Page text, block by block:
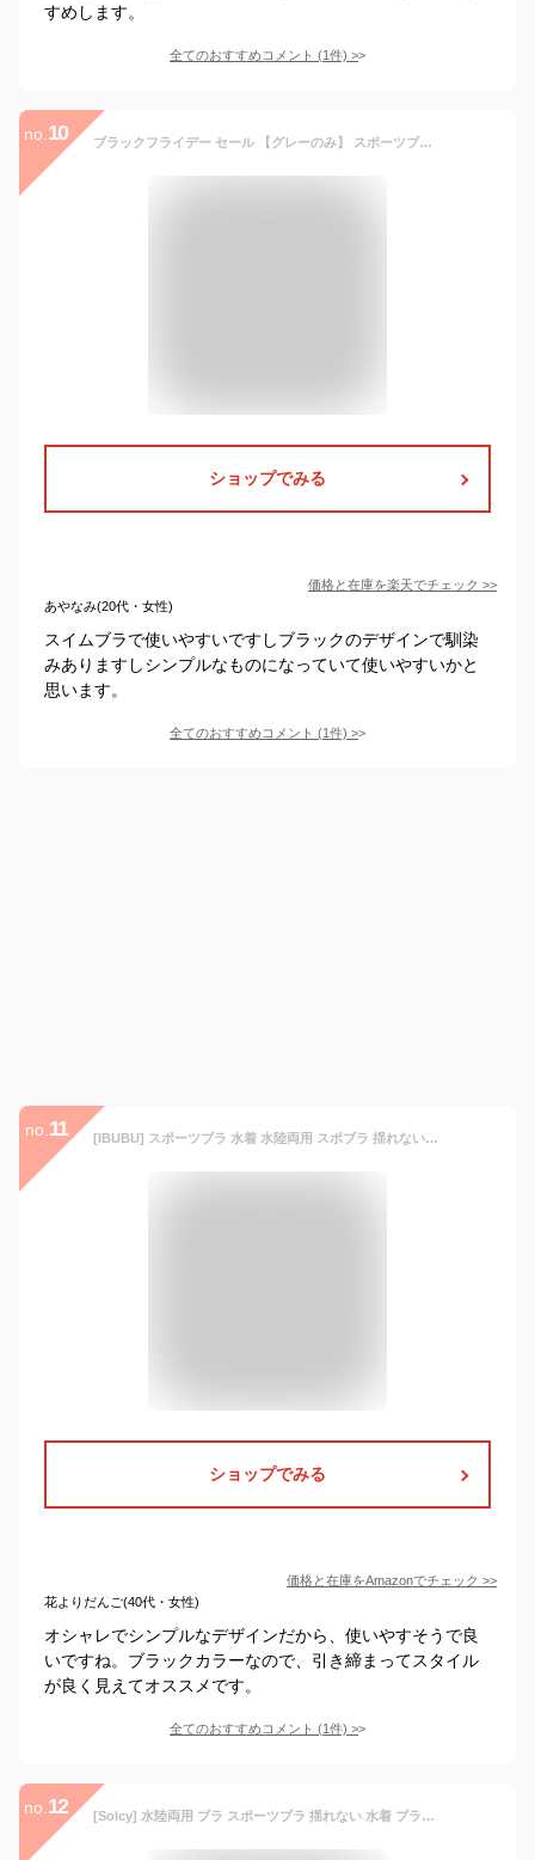
すめします。
全てのおすすめコメント (1件) >
no. 10 ブラックフライデー セール 【グレーのみ】 スポーツブラ 無地 ずれない カップ付 水陸両用 単品 レディース ヨガウェア ブラトップ トップス インナー スポブラ パット付 トレーニング フィットネス ホットヨガ スイムブラ 水着 プール ダイビング SAP 速乾 防臭 シンプル
ショップでみる
価格と在庫を楽天でチェック >>
あやなみ(20代・女性)
スイムブラで使いやすいですしブラックのデザインで馴染
みありますしシンプルなものになっていて使いやすいかと
思います。
全てのおすすめコメント (1件) >
no. 11 [IBUBU] スポーツブラ 水着 水陸両用 スポブラ 揺れない 水着 ブラトップ 競泳用 水着 スポーツブラ 水陸両用 ブラ ランニング ヨガ ブラトップ ス ポーツウェア スポーツ ジム スイミング パット入り 11L ブラックblack
ショップでみる
価格と在庫をAmazonでチェック >>
花よりだんご(40代・女性)
オシャレでシンプルなデザインだから、使いやすそうで良
いですね。ブラックカラーなので、引き締まってスタイル
が良く見えてオススメです。
全てのおすすめコメント (1件) >
no. 12 [Solcy] 水陸両用 ブラ スポーツブラ 揺れない 水着 ブラトップ スイムブラ スポブラ レディース ヨガウェア ブラトップ 水着用 インナーブラ カップ付き クロスバック ノンワイヤー 上のみ